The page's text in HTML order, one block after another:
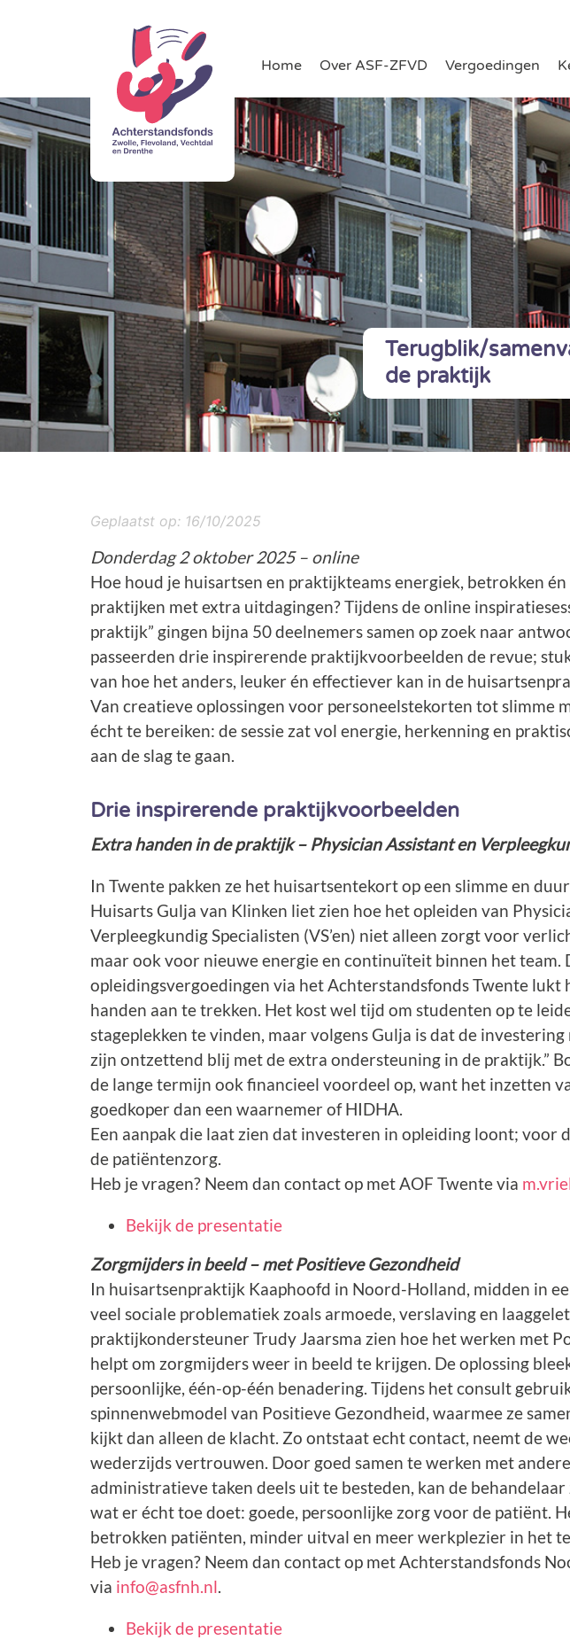
Home Over ASF-ZFVD Vergoedingen
Terugblik/
de praktijk
Geplaatst op: 16/10/2025
Donderdag 2 oktober 2025 – online
Hoe houd je huisartsen en praktijkteams energiek, betrokken
praktijken met extra uitdagingen? Tijdens de online
praktijk” gingen bijna 50 deelnemers samen op zoek naar
passeerden drie inspirerende praktijkvoorbeelden de revue;
van hoe het anders, leuker én effectiever kan in de
Van creatieve oplossingen voor personeelstekorten tot slimme
écht te bereiken: de sessie zat vol energie, herkenning en
aan de slag te gaan.
Drie inspirerende praktijkvoorbeelden
Extra handen in de praktijk – Physician Assistant en
In Twente pakken ze het huisartsentekort op een slimme en
Huisarts Gulja van Klinken liet zien hoe het opleiden van
Verpleegkundig Specialisten (VS’en) niet alleen zorgt voor
maar ook voor nieuwe energie en continuïteit binnen het team.
opleidingsvergoedingen via het Achterstandsfonds Twente lukt
handen aan te trekken. Het kost wel tijd om studenten op te
stageplekken te vinden, maar volgens Gulja is dat de
zijn ontzettend blij met de extra ondersteuning in de praktijk.”
de lange termijn ook financieel voordeel op, want het inzetten van
goedkoper dan een waarnemer of HIDHA.
Een aanpak die laat zien dat investeren in opleiding loont; voor
de patiëntenzorg.
Heb je vragen? Neem dan contact op met AOF Twente via
Bekijk de presentatie
Zorgmijders in beeld – met Positieve Gezondheid
In huisartsenpraktijk Kaaphoofd in Noord-Holland, midden in
veel sociale problematiek zoals armoede, verslaving en
praktijkondersteuner Trudy Jaarsma zien hoe het werken met
helpt om zorgmijders weer in beeld te krijgen. De oplossing
persoonlijke, één-op-één benadering. Tijdens het consult
spinnenwebmodel van Positieve Gezondheid, waarmee ze
kijkt dan alleen de klacht. Zo ontstaat echt contact, neemt de
wederzijds vertrouwen. Door goed samen te werken met
administratieve taken deels uit te besteden, kan de
wat er écht toe doet: goede, persoonlijke zorg voor de patiënt.
betrokken patiënten, minder uitval en meer werkplezier in het
Heb je vragen? Neem dan contact op met Achterstandsfonds
via info@asfnh.nl.
Bekijk de presentatie